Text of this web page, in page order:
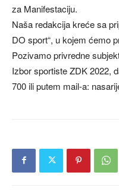
za Manifestaciju.
Naša redakcija kreće sa
DO sport“, u kojem ćemo
Pozivamo privredne
Izbor sportiste ZDK 2022,
700 ili putem mail-a: